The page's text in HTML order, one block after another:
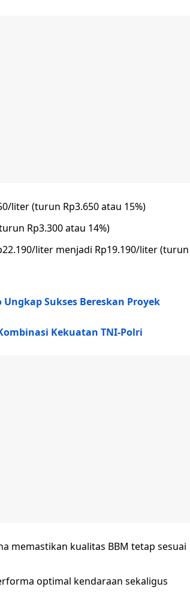
liter (turun Rp3.650 atau 15%)
Rp3.300 atau 14%)
liter menjadi Rp19.190/liter (turun
Sukses Bereskan Proyek
Kekuatan TNI-Polri
memastikan kualitas BBM tetap sesuai
optimal kendaraan sekaligus